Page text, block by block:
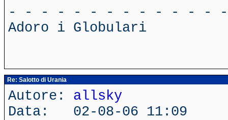
- - - - - - - - - - - - -
Adoro i Globulari
Re: Salotto di Urania
Autore: allsky
Data: 02-08-06 11:09